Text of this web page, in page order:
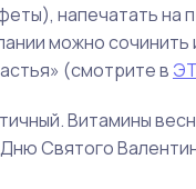
напечатать на
можно
(смотрите в
Витамины
Святого